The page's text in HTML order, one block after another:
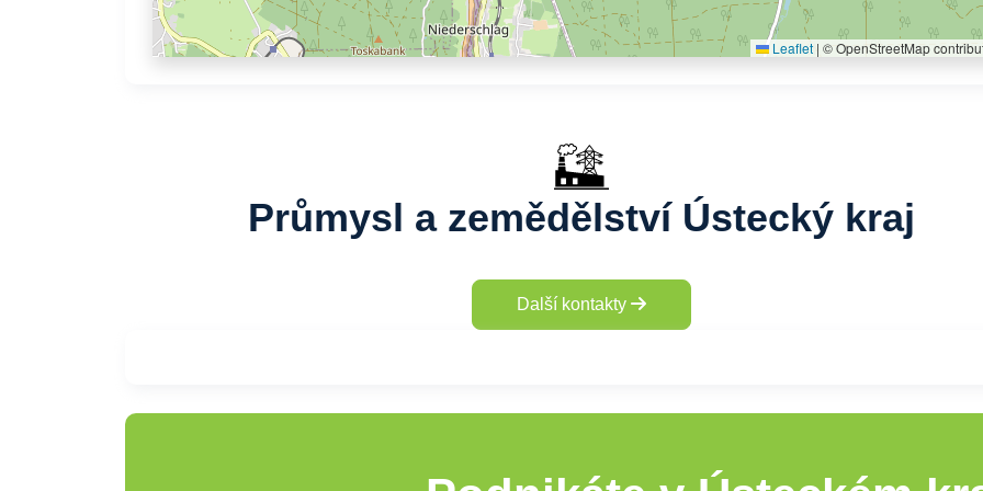
Leaflet | © OpenStreetMap
Průmysl a zemědělství Ústecký kraj
Další kontakty